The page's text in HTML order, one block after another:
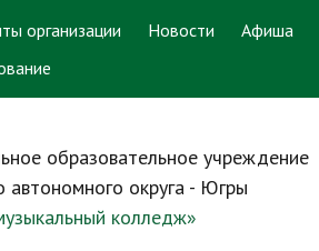
организации Новости Афиша
образовательное учреждение
автономного округа - Югры
колледж»